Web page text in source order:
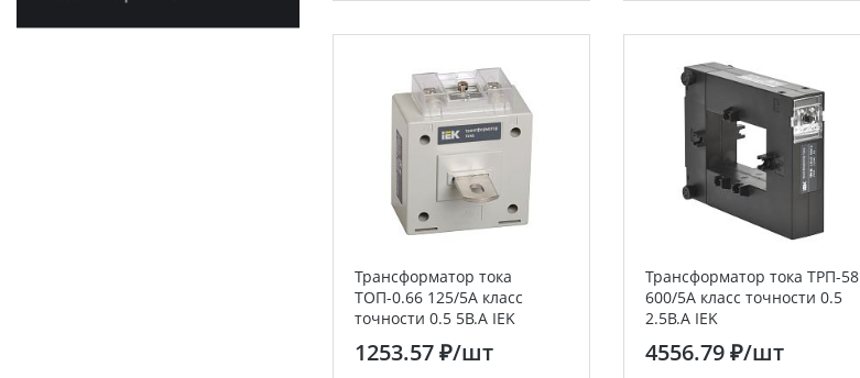
Трансформатор тока
ТОП-0.66 125/5А класс
точности 0.5 5В.А IEK
1253.57 ₽/шт
Трансформатор тока ТРП-58
600/5А класс точности 0.5
2.5В.А IEK
4556.79 ₽/шт